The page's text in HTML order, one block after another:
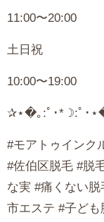
11:00〜20:00
土日祝
10:00〜19:00
✰⋆�｡ :ﾟ･* ☽:ﾟ･
#モアトゥインク
#佐伯区脱毛 #脱
な実 #痛くない脱
市エステ #子ども